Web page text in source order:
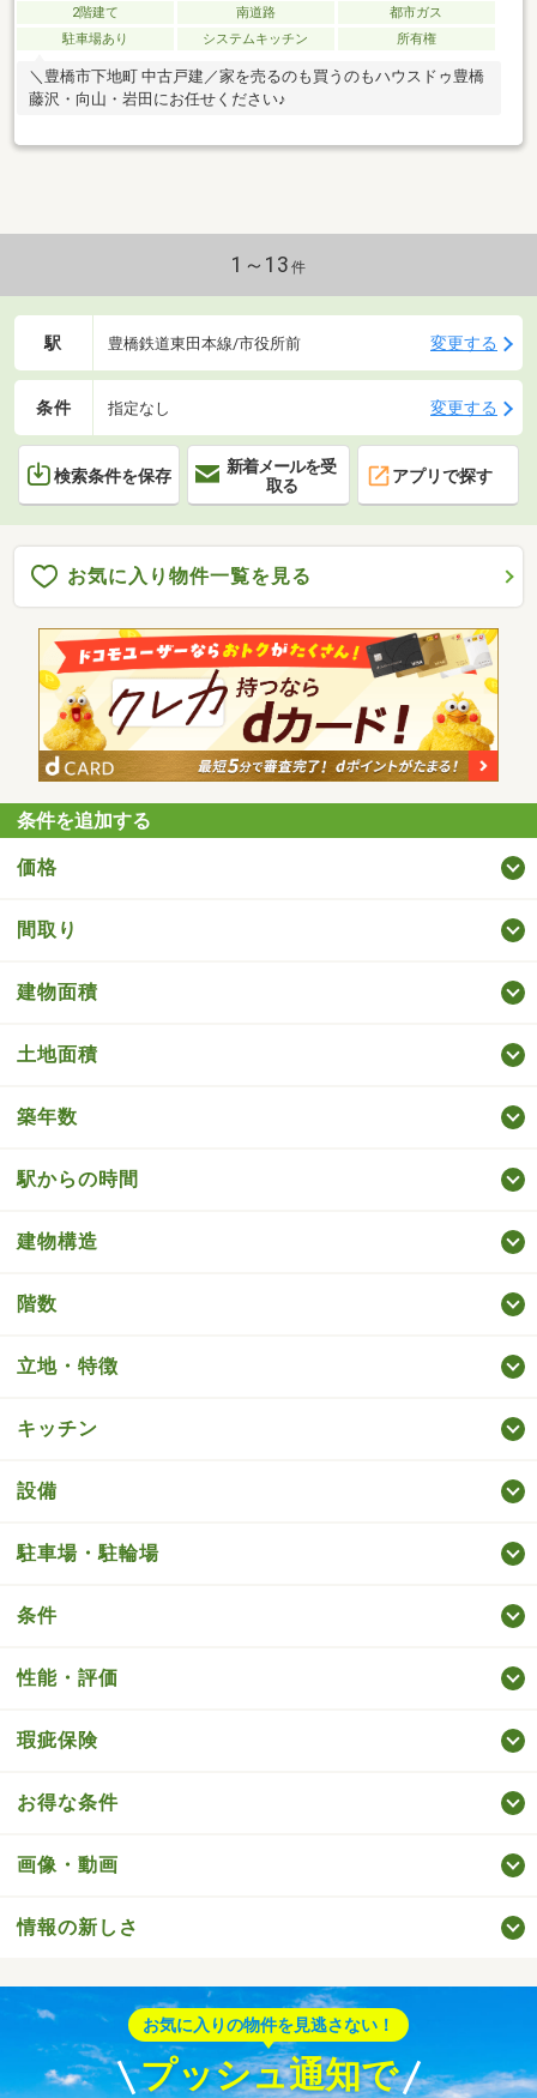
2階建て 南道路
都市ガス
駐車場あり
システムキッチン 所有権
＼豊橋市下地町 中古戸建／家を売るのも買うのもハウスドゥ豊橋
藤沢・向山・岩田にお任せください♪
1～13 件
駅 豊橋鉄道東田本線/市役所前 変更する
条件 指定なし 変更する
検索条件を保存
新着メールを受
取る
アプリで探す
お気に入り物件一覧を見る
条件を追加する
価格
間取り
建物面積
土地面積
築年数
駅からの時間
建物構造
階数
立地・特徴
キッチン
設備
駐車場・駐輪場
条件
性能・評価
瑕疵保険
お得な条件
画像・動画
情報の新しさ
お気に入りの物件を見逃さない！
プッシュ通知で